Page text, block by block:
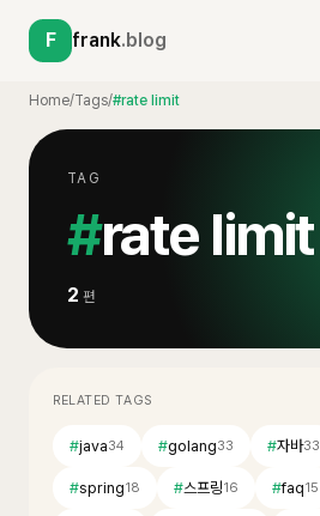
F frank.blog
Home/Tags/#rate limit
TAG
#rate limit
2 편
RELATED TAGS
#java34 #golang33 #자바33
#spring18 #스프링16 #faq15